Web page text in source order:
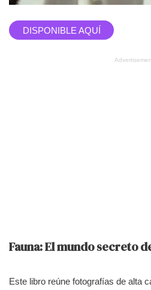
DISPONIBLE AQUÍ
Fauna: El mundo secreto
Este libro reúne fotografías de alta